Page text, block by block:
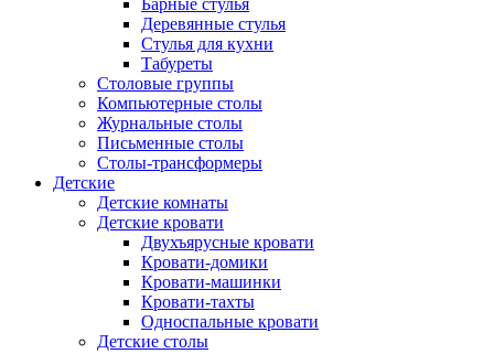
Барные стулья
Деревянные стулья
Стулья для кухни
Табуреты
Столовые группы
Компьютерные столы
Журнальные столы
Письменные столы
Столы-трансформеры
Детские
Детские комнаты
Детские кровати
Двухъярусные кровати
Кровати-домики
Кровати-машинки
Кровати-тахты
Односпальные кровати
Детские столы